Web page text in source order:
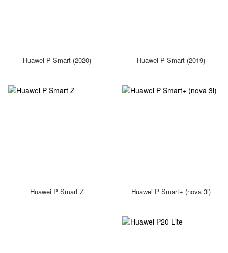
Huawei P Smart (2020) Huawei P Smart (2019)
Huawei P Smart Z Huawei P Smart+ (nova 3i)